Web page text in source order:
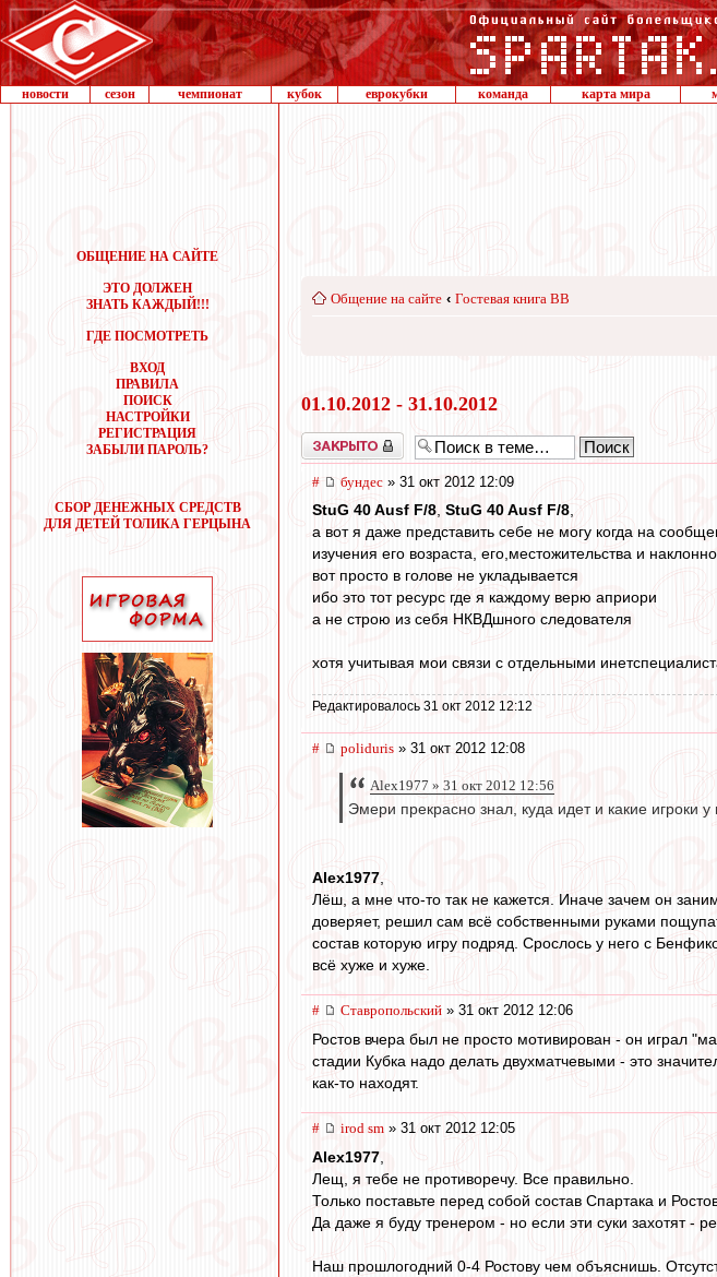
новости сезон чемпионат кубок еврокубки команда карта мира
ОБЩЕНИЕ НА САЙТЕ
ЭТО ДОЛЖЕН
ЗНАТЬ КАЖДЫЙ!!!
ГДЕ ПОСМОТРЕТЬ
ВХОД
ПРАВИЛА
ПОИСК
НАСТРОЙКИ
РЕГИСТРАЦИЯ
ЗАБЫЛИ ПАРОЛЬ?
СБОР ДЕНЕЖНЫХ СРЕДСТВ
ДЛЯ ДЕТЕЙ ТОЛИКА ГЕРЦЫНА
Общение на сайте ‹ Гостевая книга ВВ
01.10.2012 - 31.10.2012
Закрыто
# бундес » 31 окт 2012 12:09
StuG 40 Ausf F/8, StuG 40 Ausf F/8,
а вот я даже представить себе не могу когда на
изучения его возраста, его,местожительства и
вот просто в голове не укладывается
ибо это тот ресурс где я каждому верю априори
а не строю из себя НКВДшного следователя
хотя учитывая мои связи с отдельными
Редактировалось 31 окт 2012 12:12
# poliduris » 31 окт 2012 12:08
Alex1977 » 31 окт 2012 12:56
Эмери прекрасно знал, куда идет и какие игроки
Alex1977,
Лёш, а мне что-то так не кажется. Иначе зачем он
доверяет, решил сам всё собственными руками
состав которую игру подряд. Срослось у него с
всё хуже и хуже.
# Ставропольский » 31 окт 2012 12:06
Ростов вчера был не просто мотивирован - он играл
стадии Кубка надо делать двухматчевыми - это
как-то находят.
# irod sm » 31 окт 2012 12:05
Alex1977
Лещ, я тебе не противоречу. Все правильно.
Только поставьте перед собой состав Спартака и
Да даже я буду тренером - но если эти суки захотят -
Наш прошлогодний 0-4 Ростову чем объяснишь.